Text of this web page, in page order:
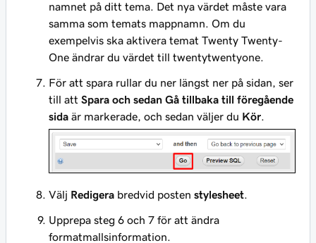
namnet på ditt tema. Det nya värdet måste vara
samma som temats mappnamn. Om du
exempelvis ska aktivera temat Twenty Twenty-
One ändrar du värdet till twentytwentyone.
För att spara rullar du ner längst ner på sidan, ser
till att Spara och sedan Gå tillbaka till föregående
sida är markerade, och sedan väljer du Kör
Välj Redigera bredvid posten stylesheet
Upprepa steg 6 och 7 för att ändra
formatmallsinformation.